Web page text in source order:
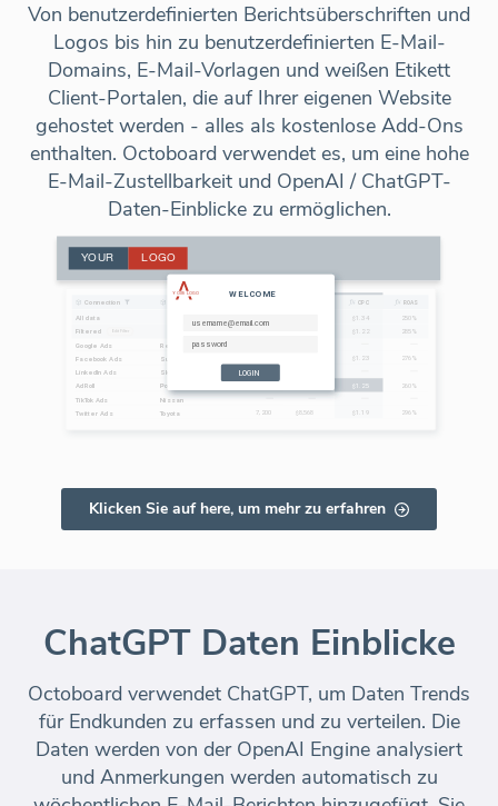
Von benutzerdefinierten Berichtsüberschriften und
Logos bis hin zu benutzerdefinierten E-Mail-
Domains, E-Mail-Vorlagen und weißen Etikett
Client-Portalen, die auf Ihrer eigenen Website
gehostet werden - alles als kostenlose Add-Ons
enthalten. Octoboard verwendet es, um eine hohe
E-Mail-Zustellbarkeit und OpenAI / ChatGPT-
Daten-Einblicke zu ermöglichen.
Klicken Sie auf here, um mehr zu erfahren
ChatGPT Daten Einblicke
Octoboard verwendet ChatGPT, um Daten Trends
für Endkunden zu erfassen und zu verteilen. Die
Daten werden von der OpenAI Engine analysiert
und Anmerkungen werden automatisch zu